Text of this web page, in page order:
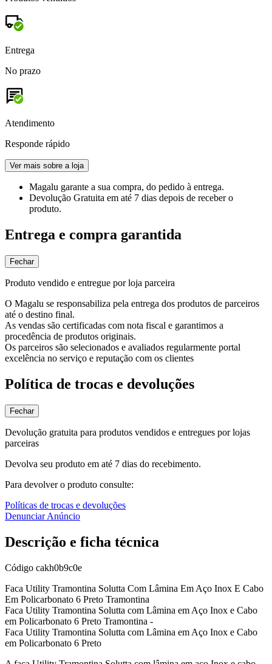
Entrega
No prazo
Atendimento
Responde rápido
Ver mais sobre a loja
Magalu garante a sua compra, do pedido à entrega.
Devolução Gratuita em até 7 dias depois de receber o
produto.
Entrega e compra garantida
Fechar
Produto vendido e entregue por loja parceira
O Magalu se responsabiliza pela entrega dos produtos de parceiros
até o destino final.
As vendas são certificadas com nota fiscal e garantimos a
procedência de produtos originais.
Os parceiros são selecionados e avaliados regularmente portal
excelência no serviço e reputação com os clientes
Política de trocas e devoluções
Fechar
Devolução gratuita para produtos vendidos e entregues por lojas
parceiras
Devolva seu produto em até 7 dias do recebimento.
Para devolver o produto consulte:
Políticas de trocas e devoluções
Denunciar Anúncio
Descrição e ficha técnica
Código cakh0b9c0e
Faca Utility Tramontina Solutta Com Lâmina Em Aço Inox E Cabo
Em Policarbonato 6 Preto Tramontina
Faca Utility Tramontina Solutta com Lâmina em Aço Inox e Cabo
em Policarbonato 6 Preto Tramontina -
Faca Utility Tramontina Solutta com Lâmina em Aço Inox e Cabo
em Policarbonato 6 Preto